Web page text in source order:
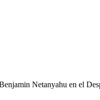
Netanyahu en el